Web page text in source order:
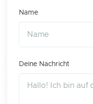
Name
Deine Nachricht